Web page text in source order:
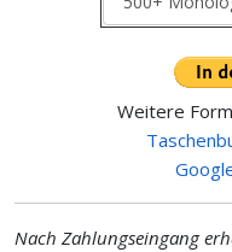
Weitere
Nach Zahlungseingang